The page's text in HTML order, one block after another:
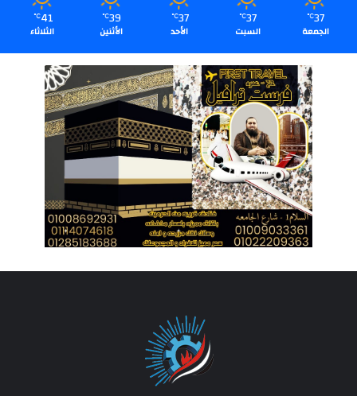
37
℃
الجمعة
37
℃
السبت
37
℃
الأحد
39
℃
الأثنين
41
℃
الثلاثاء